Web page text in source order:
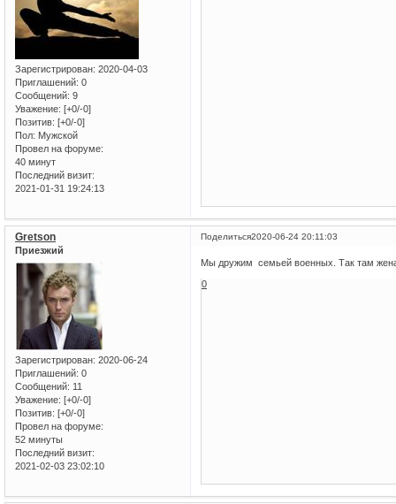
Зарегистрирован: 2020-04-03
Приглашений: 0
Сообщений: 9
Уважение: [+0/-0]
Позитив: [+0/-0]
Пол: Мужской
Провел на форуме:
40 минут
Последний визит:
2021-01-31 19:24:13
Поделиться2020-06-24 20:11:03
Gretson
Приезжий
Зарегистрирован: 2020-06-24
Приглашений: 0
Сообщений: 11
Уважение: [+0/-0]
Позитив: [+0/-0]
Провел на форуме:
52 минуты
Последний визит:
2021-02-03 23:02:10
Мы дружим семьей военных. Так там жена
0